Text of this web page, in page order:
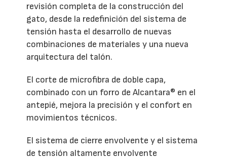
revisión completa de la construcción del
gato, desde la redefinición del sistema de
tensión hasta el desarrollo de nuevas
combinaciones de materiales y una nueva
arquitectura del talón.
El corte de microfibra de doble capa,
combinado con un forro de Alcantara® en el
antepié, mejora la precisión y el confort en
movimientos técnicos.
El sistema de cierre envolvente y el sistema
de tensión altamente envolvente